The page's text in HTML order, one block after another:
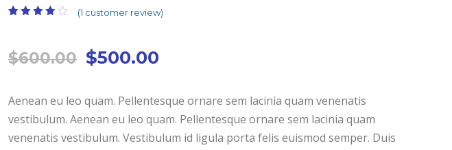
a valoración
de un
(1 customer review)
$600.00
E
r
e
c
$500.00
r
e
c
Aenean eu leo quam. Pellentesque ornare sem lacinia quam venenatis
vestibulum. Aenean eu leo quam. Pellentesque ornare sem lacinia quam
venenatis vestibulum. Vestibulum id ligula porta felis euismod semper. Duis